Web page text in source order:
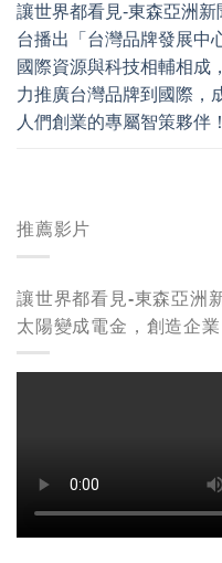
推薦影片
讓世界都看見-東森亞洲
太陽變成電金，創造企
讓世界都看見-東森亞洲新
台播出「台灣品牌發展中
國際資源與科技相輔相成
力推廣台灣品牌到國際，
人們創業的專屬智策夥伴！